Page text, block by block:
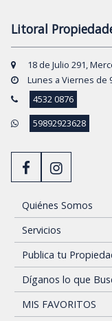
Litoral
18 de Julio 291,
Lunes a Viernes de
4532 0876
59892923628
Quiénes Somos
Servicios
Publica tu
Díganos lo que
MIS FAVORITOS